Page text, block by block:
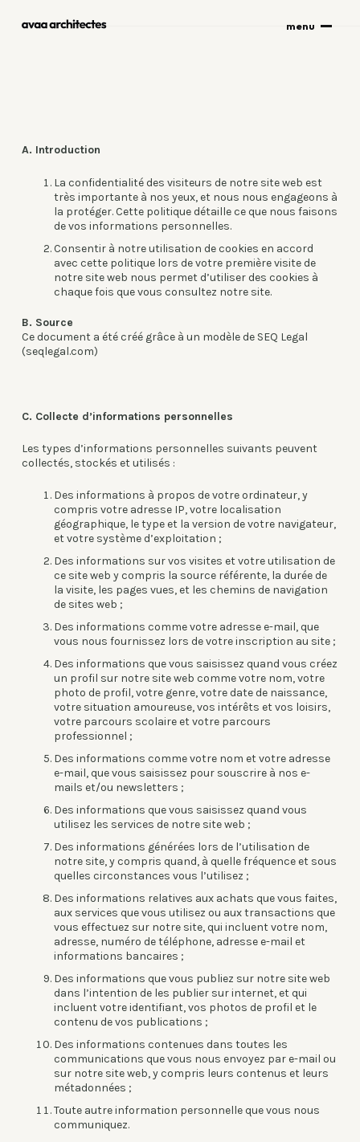
menu
A. Introduction
La confidentialité des visiteurs de notre site web est
très importante à nos yeux, et nous nous engageons à
la protéger. Cette politique détaille ce que nous faisons
de vos informations personnelles.
Consentir à notre utilisation de cookies en accord
avec cette politique lors de votre première visite de
notre site web nous permet d’utiliser des cookies à
chaque fois que vous consultez notre site.
B. Source
Ce document a été créé grâce à un modèle de SEQ Legal
(seqlegal.com)
C. Collecte d’informations personnelles
Les types d’informations personnelles suivants peuvent
collectés, stockés et utilisés :
Des informations à propos de votre ordinateur, y
compris votre adresse IP, votre localisation
géographique, le type et la version de votre navigateur,
et votre système d’exploitation ;
Des informations sur vos visites et votre utilisation de
ce site web y compris la source référente, la durée de
la visite, les pages vues, et les chemins de navigation
de sites web ;
Des informations comme votre adresse e-mail, que
vous nous fournissez lors de votre inscription au site ;
Des informations que vous saisissez quand vous créez
un profil sur notre site web comme votre nom, votre
photo de profil, votre genre, votre date de naissance,
votre situation amoureuse, vos intérêts et vos loisirs,
votre parcours scolaire et votre parcours
professionnel ;
Des informations comme votre nom et votre adresse
e-mail, que vous saisissez pour souscrire à nos e-
mails et/ou newsletters ;
Des informations que vous saisissez quand vous
utilisez les services de notre site web ;
Des informations générées lors de l’utilisation de
notre site, y compris quand, à quelle fréquence et sous
quelles circonstances vous l’utilisez ;
Des informations relatives aux achats que vous faites,
aux services que vous utilisez ou aux transactions que
vous effectuez sur notre site, qui incluent votre nom,
adresse, numéro de téléphone, adresse e-mail et
informations bancaires ;
Des informations que vous publiez sur notre site web
dans l’intention de les publier sur internet, et qui
incluent votre identifiant, vos photos de profil et le
contenu de vos publications ;
Des informations contenues dans toutes les
communications que vous nous envoyez par e-mail ou
sur notre site web, y compris leurs contenus et leurs
métadonnées ;
Toute autre information personnelle que vous nous
communiquez.